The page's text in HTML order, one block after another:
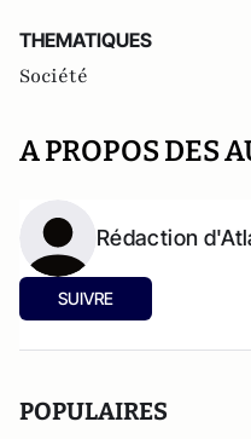
THEMATIQUES
Société
A PROPOS DES
Rédaction
SUIVRE
POPULAIRES